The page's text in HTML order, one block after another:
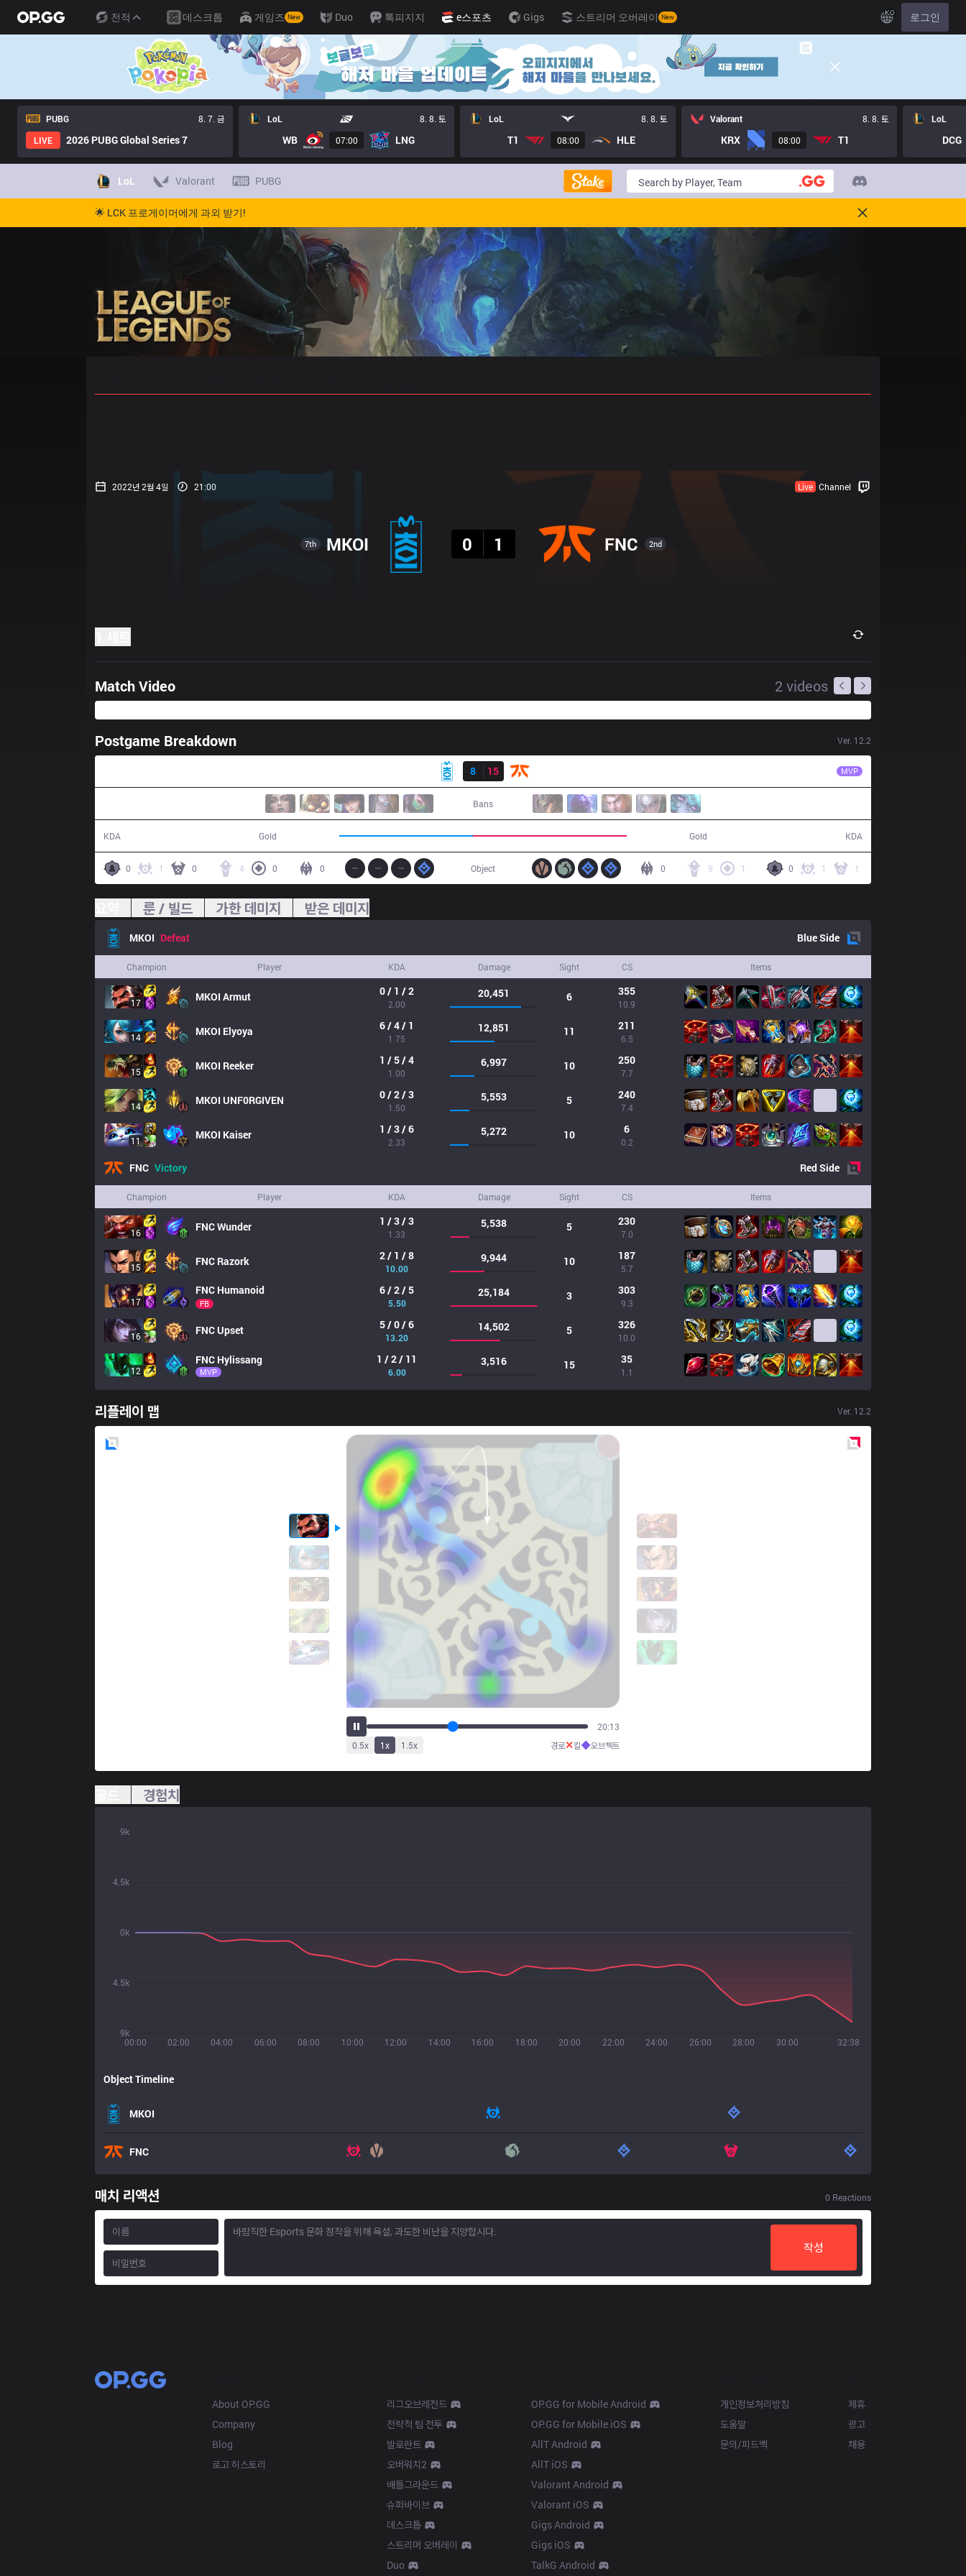
전적 데스크톱 게임즈 New Duo 톡피지지 e스포츠 Gigs 스트리머 오버레이 New KO 로그인
PUBG
8. 7. 금
LIVE
2026 PUBG Global Series 7
LoL 8. 8. 토
WB 07:00 LNG
LoL 8. 8. 토
T1 08:00 HLE
Valorant 8. 8. 토
KRX 08:00 T1
LoL
DCG
LoL Valorant PUBG
🌟 LCK 프로게이머에게 과외 받기!
2022년 2월 4일 21:00 Live Channel
7th MKOI
0
1 FNC 2nd
Match Video 2 videos
Postgame Breakdown Ver. 12.2
8
15 MVP
Bans
KDA Gold Gold KDA
0 1 0 4 0 0 0 1 1
9 1
0
Object
룬 / 빌드 가한 데미지 받은 데미지
MKOI Defeat BlueSide
Champion Player KDA Damage Sight CS Items
17 MKOI Armut 0 / 1 / 2
2.00
20,451 6 355
10.9
14 MKOI Elyoya 6 / 4 / 1
1.75
12,851 11 211
6.5
15 MKOI Reeker 1 / 5 / 4
1.00
6,997 10 250
7.7
14 MKOI UNF0RGIVEN 0 / 2 / 3
1.50
5,553 5 240
7.4
11 MKOI Kaiser 1 / 3 / 6
2.33
5,272 10 6
0.2
FNC Victory RedSide
Champion Player KDA Damage Sight CS Items
16 FNCWunder 1 / 3 / 3
1.33
5,538 5 230
7.0
15 FNC Razork 2 / 1 / 8
10.00
9,944 10 187
5.7
17
FNC Humanoid
FB
6 / 2 / 5
5.50
25,184 3 303
9.3
16 FNCUpset 5 / 0 / 6
13.20
14,502 5 326
10.0
12
FNC Hylissang
MVP
1 / 2 / 11
6.00
3,516 15 35
1.1
리플레이 맵 Ver. 12.2
25:27
0.5x 1x 1.5x 경로✕킬◆오브젝트
경험치
00:00 02:00 04:00 06:00 08:00 10:00 12:00 14:00 16:00 18:00 20:00 22:00 24:00 26:00 28:00 30:00 32:38
9k
4.5k
0k
4.5k
9k
Object Timeline
MKOI
FNC
매치 리액션 0 Reactions
작성
About OP.GG
Company
Blog
로고 히스토리
리그오브레전드
전략적 팀 전투
발로란트
오버워치2
배틀그라운드
슈퍼바이브
데스크톱
스트리머 오버레이
Duo
OP.GG for Mobile Android
OP.GG for Mobile iOS
AllT Android
AllT iOS
Valorant Android
Valorant iOS
Gigs Android
Gigs iOS
TalkG Android
개인정보처리방침
도움말
문의/피드백
제휴
광고
채용